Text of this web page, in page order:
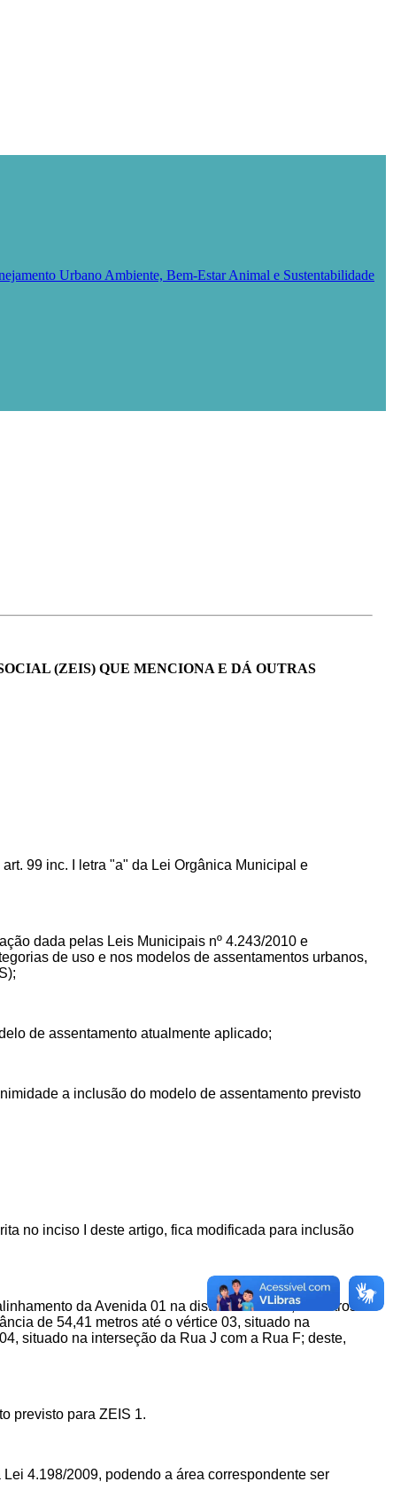
Urbano Ambiente, Bem-Estar Animal e Sustentabilidade
(ZEIS) QUE MENCIONA E DÁ OUTRAS
99 inc. I letra "a" da Lei Orgânica Municipal e
dada pelas Leis Municipais nº 4.243/2010 e
de uso e nos modelos de assentamentos urbanos,
de assentamento atualmente aplicado;
a inclusão do modelo de assentamento previsto
no inciso I deste artigo, fica modificada para inclusão
da Avenida 01 na distância de 111,98 metros
de 54,41 metros até o vértice 03, situado na
situado na interseção da Rua J com a Rua F; deste,
previsto para ZEIS 1.
4.198/2009, podendo a área correspondente ser